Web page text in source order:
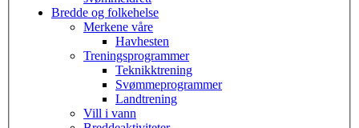
Bredde og folkehelse
Merkene våre
Havhesten
Treningsprogrammer
Teknikktrening
Svømmeprogrammer
Landtrening
Vill i vann